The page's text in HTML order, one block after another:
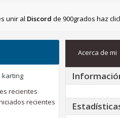
unir al Discord de 900grados haz
karting
recientes
recientes
Acerca de mi